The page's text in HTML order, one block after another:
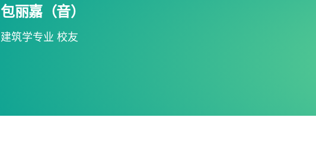
包丽嘉（音）
建筑学专业 校友